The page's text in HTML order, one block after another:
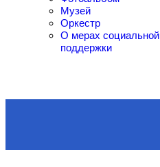
Музей
Оркестр
О мерах социальной
поддержки